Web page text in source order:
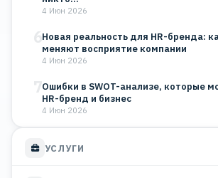
4 Июн 2026
6Новая реальность для HR-бренда:
меняют восприятие компании
4 Июн 2026
7Ошибки в SWOT-анализе, которые
HR-бренд и бизнес
4 Июн 2026
УСЛУГИ